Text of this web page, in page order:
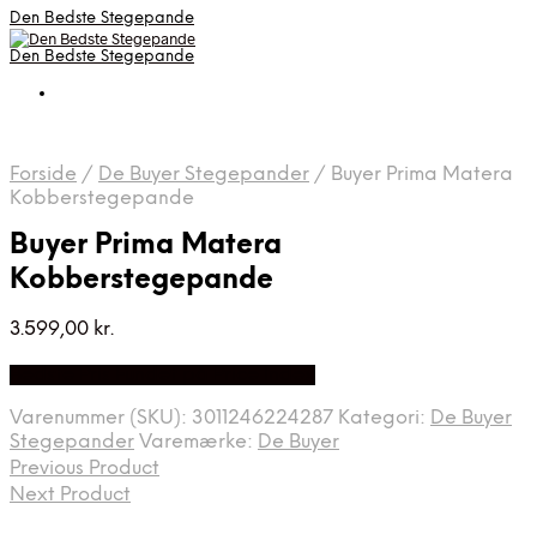
Den Bedste Stegepande
Den Bedste Stegepande
Forside / De Buyer Stegepander / Buyer Prima Matera
Kobberstegepande
Buyer Prima Matera
Kobberstegepande
3.599,00 kr.
Varenummer (SKU): 3011246224287 Kategori: De Buyer
Stegepander Varemærke: De Buyer
Previous Product
Next Product